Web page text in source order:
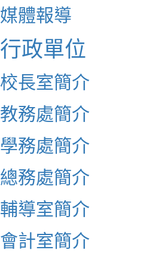
媒體報導
行政單位
校長室簡介
教務處簡介
學務處簡介
總務處簡介
輔導室簡介
會計室簡介